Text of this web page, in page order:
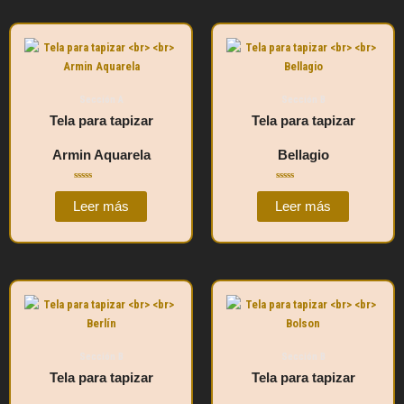
Tela para tapizar
Armin Aquarela
Valorado
0
5
Leer más
Tela para tapizar
Bellagio
Valorado
0
5
Leer más
Tela para tapizar Tela para tapizar